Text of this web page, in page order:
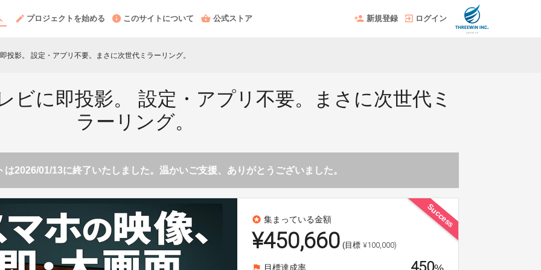
プロジェクトを始める このサイトについて 公式ストア 新規登録 ログイン
投影。 設定・アプリ不要。まさに次世代ミラーリング。
ビに即投影。 設定・アプリ不要。まさに次世代ミ
ラーリング。
は2026/01/13に終了いたしました。温かいご支援、ありがとうございました。
Success
stars 集まっている金額
¥450,660 (目標 ¥100,000)
flag 目標達成率 450